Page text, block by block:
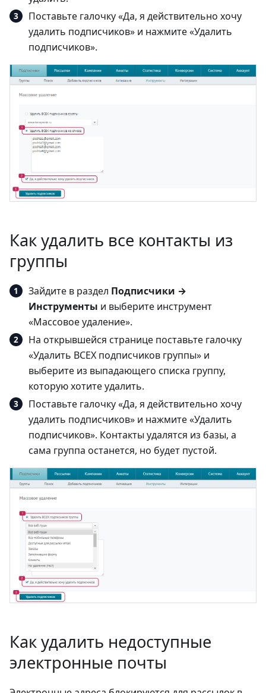
Поставьте галочку «Да, я действительно хочу
удалить подписчиков» и нажмите «Удалить
подписчиков».
Как удалить все контакты из
группы
Зайдите в раздел Подписчики →
Инструменты и выберите инструмент
«Массовое удаление».
На открывшейся странице поставьте галочку
«Удалить ВСЕХ подписчиков группы» и
выберите из выпадающего списка группу,
которую хотите удалить.
Поставьте галочку «Да, я действительно хочу
удалить подписчиков» и нажмите «Удалить
подписчиков». Контакты удалятся из базы, а
сама группа останется, но будет пустой.
Как удалить недоступные
электронные почты